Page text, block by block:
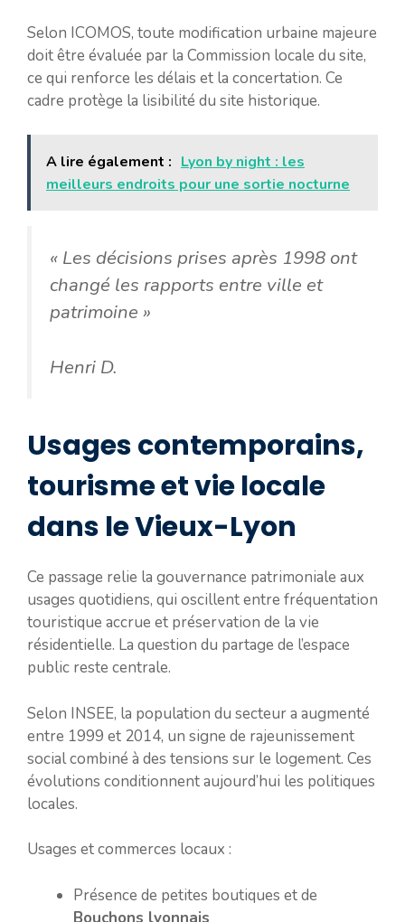
Selon ICOMOS, toute modification urbaine majeure
doit être évaluée par la Commission locale du site,
ce qui renforce les délais et la concertation. Ce
cadre protège la lisibilité du site historique.
A lire également : Lyon by night : les
meilleurs endroits pour une sortie nocturne
« Les décisions prises après 1998 ont
changé les rapports entre ville et
patrimoine »
Henri D.
Usages contemporains,
tourisme et vie locale
dans le Vieux-Lyon
Ce passage relie la gouvernance patrimoniale aux
usages quotidiens, qui oscillent entre fréquentation
touristique accrue et préservation de la vie
résidentielle. La question du partage de l’espace
public reste centrale.
Selon INSEE, la population du secteur a augmenté
entre 1999 et 2014, un signe de rajeunissement
social combiné à des tensions sur le logement. Ces
évolutions conditionnent aujourd’hui les politiques
locales.
Usages et commerces locaux :
Présence de petites boutiques et de
Bouchons lyonnais